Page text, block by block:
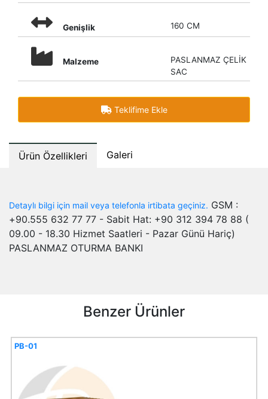
Genişlik 160 CM
Malzeme
PASLANMAZ ÇELİK
SAC
Teklifime Ekle
Ürün Özellikleri Galeri
Detaylı bilgi için mail veya telefonla irtibata geçiniz. GSM :
+90.555 632 77 77 - Sabit Hat: +90 312 394 78 88 (
09.00 - 18.30 Hizmet Saatleri - Pazar Günü Hariç)
PASLANMAZ OTURMA BANKI
Benzer Ürünler
PB-01